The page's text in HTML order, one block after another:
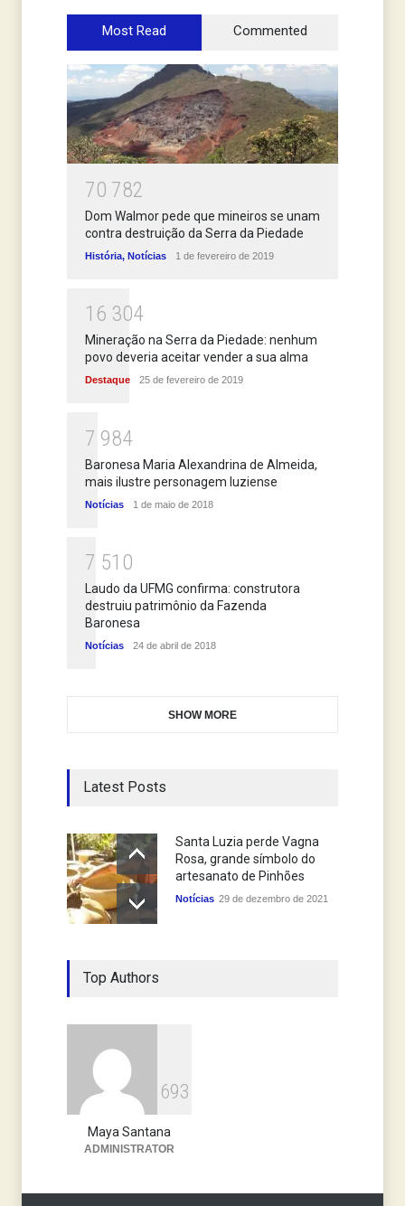
Most Read Commented
70 782
Dom Walmor pede que mineiros se unam
contra destruição da Serra da Piedade
História, Notícias 1 de fevereiro de 2019
1 6 304
Mineração na Serra da Piedade: nenhum
povo deveria aceitar vender a sua alma
Destaque 25 de fevereiro de 2019
7 984
Baronesa Maria Alexandrina de Almeida,
mais ilustre personagem luziense
Notícias 1 de maio de 2018
7 51 0
Laudo da UFMG confirma: construtora
destruiu patrimônio da Fazenda
Baronesa
Notícias 24 de abril de 2018
SHOW MORE
Latest Posts
Santa Luzia perde Vagna
Rosa, grande símbolo do
artesanato de Pinhões
Notícias 29 de dezembro de 2021
Top Authors
693
Maya Santana
ADMINISTRATOR